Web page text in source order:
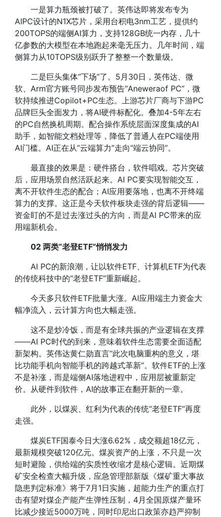
一是算力瓶颈被打破了。英伟达即将发布专为
AIPC设计的N1X芯片，采用台积电3nm工艺，提供约
200TOPS的端侧AI算力，支持128GB统一内存，几十
亿参数的大模型在本地跑起来毫无压力。几年时间，端
侧算力从10TOPS级别跃升了整整一个数量级。
二是巨头集体“下场”了。5月30日，英伟达、微
软、Arm官方账号同步发布预告“Aneweraof PC”，微
软持续推进Copilot+PC生态。上游芯片厂商与下游PC
品牌巨头全面发力，将AI硬件标配化。叠加4-5年左右
的PC自然换机周期。配合操作系统层面深度集成的AI
助手，如智能文档处理等，降低了普通人在PC端使用
AI门槛。AI正在从“云端算力”走向“端云协同”。
最直接的效果是：硬件搭台，软件唱戏。芯片突破
后，应用场景自然活跃起来。AI PC要实现智能交互，
离不开软件生态的配合；AI应用要落地，也离不开终端
算力的支撑。这正是今天软件板块走强的背后逻辑――
资金盯的不是过去涨过头的方向，而是AI PC带来的应
用端新机会。
02 两类“老登ETF”悄悄发力
AI PC的新浪潮，让以软件ETF、计算机ETF为代表
的传统科技中的“老登ETF”重新崛起。
今天多只软件ETF批量大涨。AI应用端主力资金大
幅净流入，云计算方向也大幅走强。
这不是炒冷饭，而是有全球共振的产业逻辑在支撑
――AI PC时代的到来，意味着软件生态需要全面适配
新架构。英伟达黄仁勋直言“此次电脑重构的意义，堪
比功能手机向智能手机的跨越式革新”。软件ETF的上涨
不是补涨，而是端侧AI落地进程中，应用层被重新定
价。从硬件到软件，AI的故事正在翻开新的一章。
此外，以煤炭、红利为代表的传统“老登ETF”再度
走强。
煤炭ETF国泰今日大涨6.62%，成交额超18亿元，
最新规模突破120亿元。煤炭资产的上涨，不只是一次
短时避险，供给端的实质性收缩才是核心逻辑。近期煤
矿安全检查大幅升级，应急管理部新版《煤矿重大事故
隐患判定标准》将于7月1日实施，超能力生产的重点打
击有望对煤企产能产生弹性压制，4月全国原煤产量环
比减少接近5000万吨，同时印尼出口政策亦趋严抑制